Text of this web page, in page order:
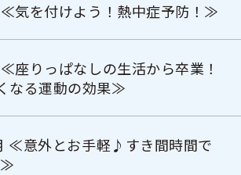
気を付けよう！熱中症予防！≫
座りっぱなしの生活から卒業！
なる運動の効果≫
≪意外とお手軽♪すき間時間で
≫